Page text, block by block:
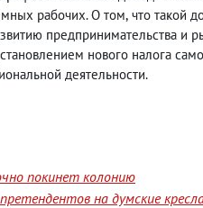
рабочих. О том, что такой
предпринимательства и
нового налога
деятельности.
покинет колонию
на думские